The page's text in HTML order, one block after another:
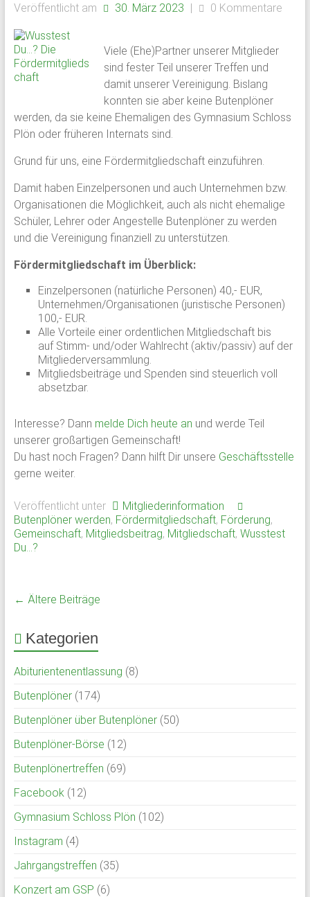
Veröffentlicht am 30. März 2023 | 0 Kommentare
Viele (Ehe)Partner unserer Mitglieder
sind fester Teil unserer Treffen und
damit unserer Vereinigung. Bislang
konnten sie aber keine Butenplöner
werden, da sie keine Ehemaligen des Gymnasium Schloss
Plön oder früheren Internats sind.
Grund für uns, eine Fördermitgliedschaft einzuführen.
Damit haben Einzelpersonen und auch Unternehmen bzw.
Organisationen die Möglichkeit, auch als nicht ehemalige
Schüler, Lehrer oder Angestelle Butenplöner zu werden
und die Vereinigung finanziell zu unterstützen.
Fördermitgliedschaft im Überblick:
Einzelpersonen (natürliche Personen) 40,- EUR,
Unternehmen/Organisationen (juristische Personen)
100,- EUR.
Alle Vorteile einer ordentlichen Mitgliedschaft bis
auf Stimm- und/oder Wahlrecht (aktiv/passiv) auf der
Mitgliederversammlung.
Mitgliedsbeiträge und Spenden sind steuerlich voll
absetzbar.
Interesse? Dann melde Dich heute an und werde Teil
unserer großartigen Gemeinschaft!
Du hast noch Fragen? Dann hilft Dir unsere Geschäftsstelle
gerne weiter.
Veröffentlicht unter
Mitgliederinformation
Butenplöner werden, Fördermitgliedschaft, Förderung,
Gemeinschaft, Mitgliedsbeitrag, Mitgliedschaft, Wusstest
Du...?
← Ältere Beiträge
Kategorien
Abiturientenentlassung (8)
Butenplöner(174)
Butenplöner über Butenplöner(50)
Butenplöner-Börse (12)
Butenplönertreffen (69)
Facebook(12)
Gymnasium Schloss Plön (102)
Instagram (4)
Jahrgangstreffen (35)
Konzert am GSP (6)